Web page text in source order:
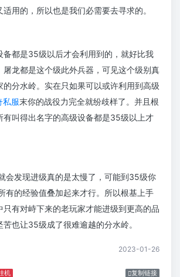
用的，所以也是我们必需要去寻求的。
备都是35级以后才会利用到的，就好比我
屠龙都是这个级此外兵器，可见这个级别真
的分水岭。实在只如果可以或许利用到高级
私服末你的战役力完全就纷歧样了。并且根
有叫得出名字的高级设备都是35级以上才
会发现进级真的是太慢了，可能到35级你
有的经验值叠加起来才行。所以根基上手
只有对峙下来的老玩家才能进级到更高的品
也让35级成了很难逾越的分水岭。
2023-01-26
机 复制链接